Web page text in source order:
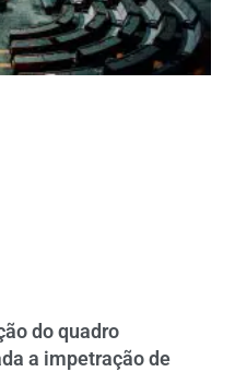
do quadro
a impetração de